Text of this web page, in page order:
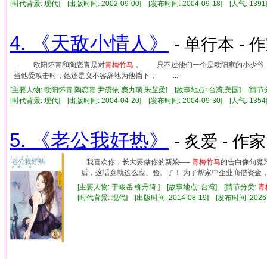
[时代背景: 现代] [出版时间: 2002-09-00] [发布时间: 2004-09-18] [人气:
4. 《天敌小情人》 - 单行本 -
... 欧阳怀青和陶恋青是对青梅竹马 ， 只不过他们一个是欧阳家的小少
当他受攻击时，她还是义不容辞地为他挡下， ...
[主要人物: 欧阳怀青 陶恋青 尹裘依 窦力璜 朱芷柔] [故事地点: 台湾,美国] [情节
[时代背景: 现代] [出版时间: 2004-04-20] [发布时间: 2004-09-30] [人气:
5. 《老公我好热》 - 炙爱 - 作
...我喜欢你，长大要做你的新娘── 青梅竹马的告白像句魔
后，这话竟就这么应、验、了！ 为了帮家中企业商借资金
[主要人物: 于峻岳 柳丹绮 ] [故事地点: 台湾] [情节分类: 青
[时代背景: 现代] [出版时间: 2014-08-19] [发布时间: